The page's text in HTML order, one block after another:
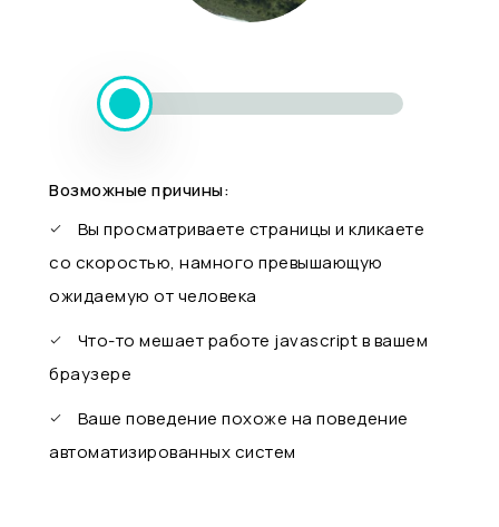
Возможные причины:
Вы просматриваете страницы и кликаете
со скоростью, намного превышающую
ожидаемую от человека
Что-то мешает работе javascript в вашем
браузере
Ваше поведение похоже на поведение
автоматизированных систем